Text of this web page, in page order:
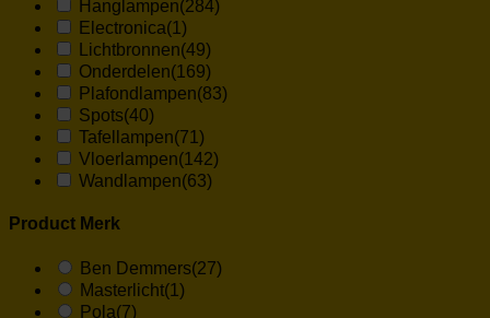
Hanglampen(284)
Electronica(1)
Lichtbronnen(49)
Onderdelen(169)
Plafondlampen(83)
Spots(40)
Tafellampen(71)
Vloerlampen(142)
Wandlampen(63)
Product Merk
Ben Demmers(27)
Masterlicht(1)
Pola(7)